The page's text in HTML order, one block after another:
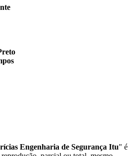
Engenharia de Segurança Itu" é